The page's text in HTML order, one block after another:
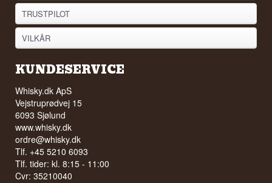
TRUSTPILOT
VILKÅR
KUNDESERVICE
Whisky.dk ApS
Vejstruprødvej 15
6093 Sjølund
www.whisky.dk
ordre@whisky.dk
Tlf. +45 5210 6093
Tlf. tider: kl. 8:15 - 11:00
Cvr: 35210040